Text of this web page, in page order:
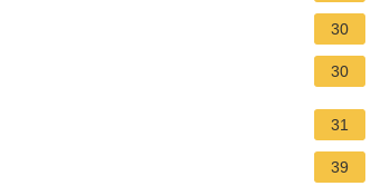
30
30
31
39